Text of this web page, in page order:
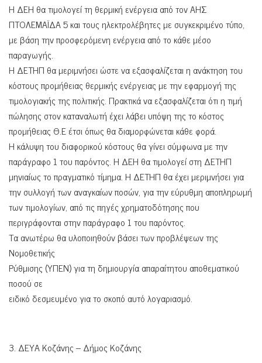
Η ΔΕΗ θα τιμολογεί τη θερμική ενέργεια από τον ΑΗΣ
ΠΤΟΛΕΜΑΪΔΑ 5 και τους ηλεκτρολέβητες με συγκεκριμένο τύπο,
με βάση την προσφερόμενη ενέργεια από το κάθε μέσο
παραγωγής.
Η ΔΕΤΗΠ θα μεριμνήσει ώστε να εξασφαλίζεται η ανάκτηση του
κόστους προμήθειας θερμικής ενέργειας με την εφαρμογή της
τιμολογιακής της πολιτικής. Πρακτικά να εξασφαλίζεται ότι η τιμή
πώλησης στον καταναλωτή έχει λάβει υπόψη της το κόστος
προμήθειας Θ.Ε έτσι όπως θα διαμορφώνεται κάθε φορά.
Η κάλυψη του διαφορικού κόστους θα γίνει σύμφωνα με την
παράγραφο 1 του παρόντος. Η ΔΕΗ θα τιμολογεί στη ΔΕΤΗΠ
μηνιαίως το πραγματικό τίμημα. Η ΔΕΤΗΠ θα έχει μεριμνήσει για
την συλλογή των αναγκαίων ποσών, για την εύρυθμη αποπληρωμή
των τιμολογίων, από τις πηγές χρηματοδότησης που
περιγράφονται στην παράγραφο 1 του παρόντος.
Τα ανωτέρω θα υλοποιηθούν βάσει των προβλέψεων της
Νομοθετικής
Ρύθμισης (ΥΠΕΝ) για τη δημιουργία απαραίτητου αποθεματικού
ποσού σε
ειδικό δεσμευμένο για το σκοπό αυτό λογαριασμό.
3. ΔΕΥΑ Κοζάνης – Δήμος Κοζάνης